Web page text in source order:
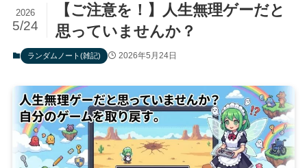
【ご注意を！】人生無理ゲーだと
思っていませんか？
2026
5/24
ランダムノート(雑記) 2026年5月24日